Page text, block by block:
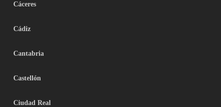
Cáceres
Cádiz
Cantabria
Castellón
Ciudad Real